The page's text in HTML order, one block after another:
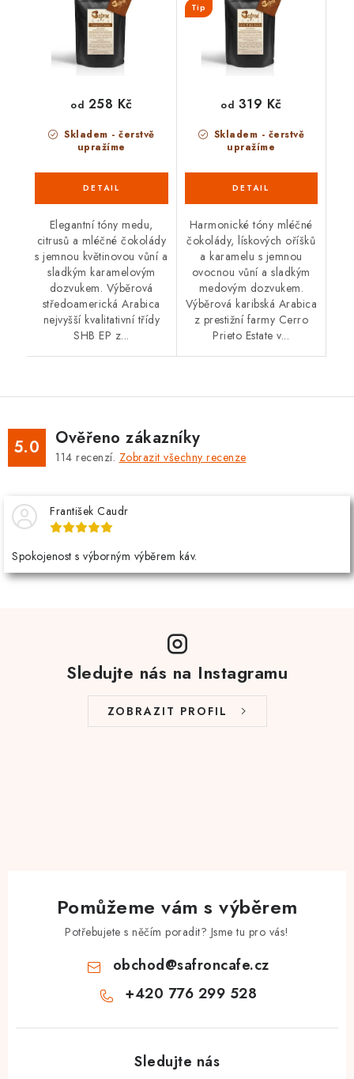
Skladem - čerstvě
upražíme
od 258 Kč
Elegantní tóny medu,
citrusů a mléčné čokolády
s jemnou květinovou vůní a
sladkým karamelovým
dozvukem. Výběrová
středoamerická Arabica
nejvyšší kvalitativní třídy
SHB EP z...
Tip
Skladem - čerstvě
upražíme
od 319 Kč
Harmonické tóny mléčné
čokolády, lískových oříšků
a karamelu s jemnou
ovocnou vůní a sladkým
medovým dozvukem.
Výběrová karibská Arabica
z prestižní farmy Cerro
Prieto Estate v...
5.0 Ověřeno zákazníky
114 recenzí. Zobrazit všechny recenze
František Caudr
Spokojenost s výborným výběrem káv.
Sledujte nás na Instagramu
ZOBRAZIT PROFIL
Pomůžeme vám s výběrem
Potřebujete s něčím poradit? Jsme tu pro vás!
obchod@safroncafe.cz
+420 776 299 528